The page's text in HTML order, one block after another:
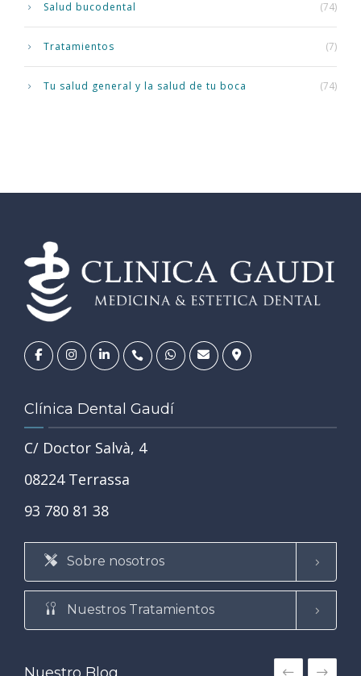
Salud bucodental (74)
Tratamientos (7)
Tu salud general y la salud de tu boca (74)
Clínica Dental Gaudí
C/ Doctor Salvà, 4
08224 Terrassa
93 780 81 38
Sobre nosotros
Nuestros Tratamientos